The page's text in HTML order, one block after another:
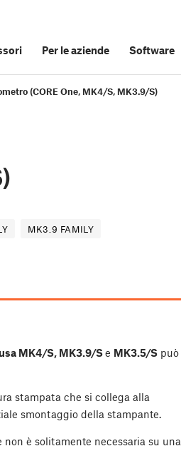
Per le aziende Software
(CORE One, MK4/S, MK3.9/S)
MK3.9 FAMILY
MK4/S, MK3.9/Se MK3.5/S può
stampata che si collega alla
smontaggio della stampante.
è solitamente necessaria su una